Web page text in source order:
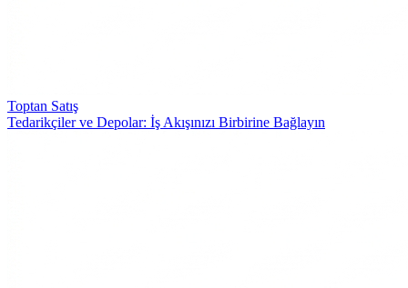
Toptan Satış
Tedarikçiler ve Depolar: İş Akışınızı Birbirine Bağlayın